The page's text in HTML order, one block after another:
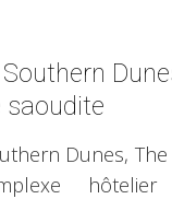
saoudite
Dunes,